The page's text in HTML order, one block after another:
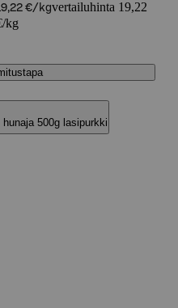
€/kgvertailuhinta 19,22
kg
500g lasipurkki